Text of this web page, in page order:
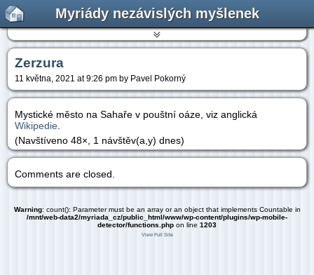
Myriády nezávislých myšlenek
Zerzura
11 května, 2021 at 9:26 pm by Pavel Pokorný
Mystické město na Sahaře v pouštní oáze, viz anglická
Wikipedie
(Navštíveno 48×, 1 návštěv(a,y) dnes)
Comments are closed.
Warning: count(): Parameter must be an array or an object that implements Countable in
/mnt/web-data2/myriada_cz/public_html/www/wp-content/plugins/wp-mobile-
detector/functions.php on line 1203
View Full Site